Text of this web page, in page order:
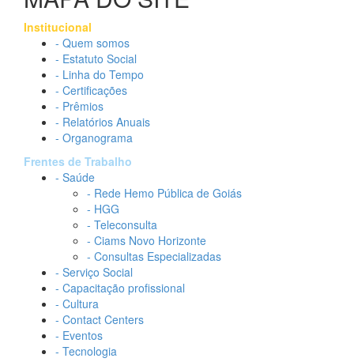
Institucional
- Quem somos
- Estatuto Social
- Linha do Tempo
- Certificações
- Prêmios
- Relatórios Anuais
- Organograma
Frentes de Trabalho
- Saúde
- Rede Hemo Pública de Goiás
- HGG
- Teleconsulta
- Ciams Novo Horizonte
- Consultas Especializadas
- Serviço Social
- Capacitação profissional
- Cultura
- Contact Centers
- Eventos
- Tecnologia